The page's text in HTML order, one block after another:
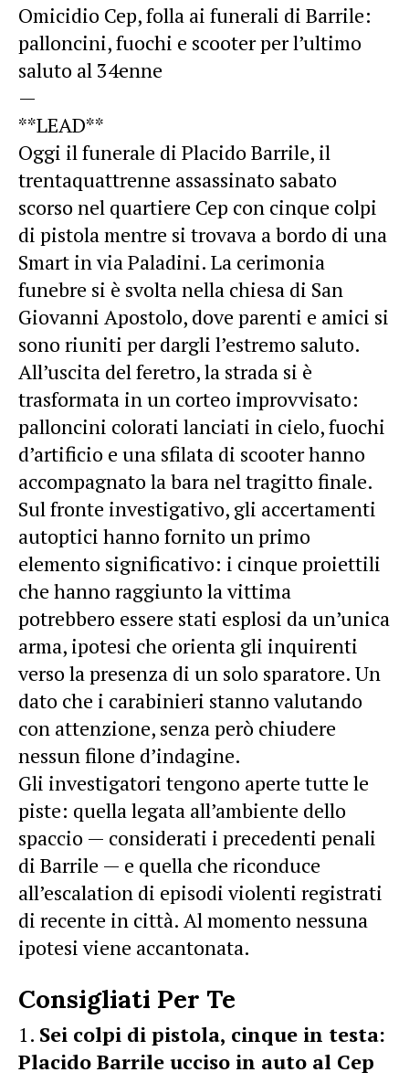
Omicidio Cep, folla ai funerali di Barrile:
palloncini, fuochi e scooter per l’ultimo
saluto al 34enne
—
**LEAD**
Oggi il funerale di Placido Barrile, il
trentaquattrenne assassinato sabato
scorso nel quartiere Cep con cinque colpi
di pistola mentre si trovava a bordo di una
Smart in via Paladini. La cerimonia
funebre si è svolta nella chiesa di San
Giovanni Apostolo, dove parenti e amici si
sono riuniti per dargli l’estremo saluto.
All’uscita del feretro, la strada si è
trasformata in un corteo improvvisato:
palloncini colorati lanciati in cielo, fuochi
d’artificio e una sfilata di scooter hanno
accompagnato la bara nel tragitto finale.
Sul fronte investigativo, gli accertamenti
autoptici hanno fornito un primo
elemento significativo: i cinque proiettili
che hanno raggiunto la vittima
potrebbero essere stati esplosi da un’unica
arma, ipotesi che orienta gli inquirenti
verso la presenza di un solo sparatore. Un
dato che i carabinieri stanno valutando
con attenzione, senza però chiudere
nessun filone d’indagine.
Gli investigatori tengono aperte tutte le
piste: quella legata all’ambiente dello
spaccio — considerati i precedenti penali
di Barrile — e quella che riconduce
all’escalation di episodi violenti registrati
di recente in città. Al momento nessuna
ipotesi viene accantonata.
Consigliati Per Te
Sei colpi di pistola, cinque in testa:
Placido Barrile ucciso in auto al Cep